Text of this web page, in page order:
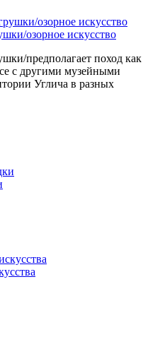
озорное искусство
предполагает поход как
с другими музейными
Углича в разных